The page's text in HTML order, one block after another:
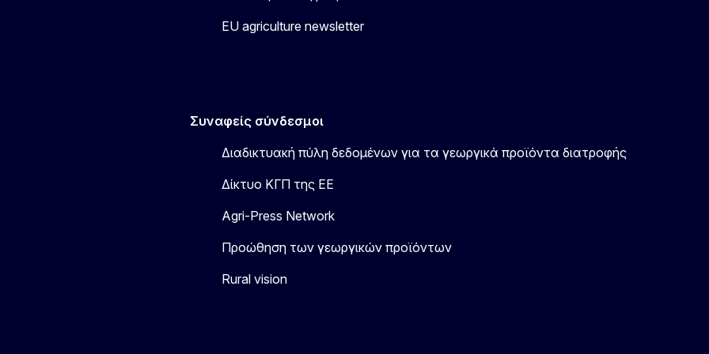
EU agriculture newsletter
Συναφείς σύνδεσμοι
Διαδικτυακή πύλη δεδομένων για τα γεωργικά προϊόντα διατροφής
Δίκτυο ΚΓΠ της ΕΕ
Agri-Press Network
Προώθηση των γεωργικών προϊόντων
Rural vision